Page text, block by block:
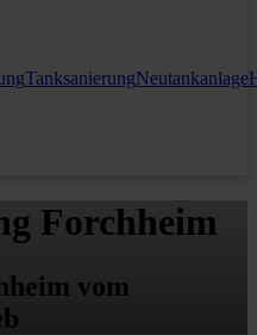
TanksanierungNeutankanlage
Forchheim
vom